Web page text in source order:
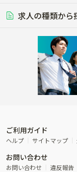
る養豚場
レースで活躍する馬の手
稲作
ビニールハウスで観賞用
農業資材･肥料
農場設備・肥料・飼料の
農業用の機械・機材の開
製造･加工･販売
その他農業関連企業
ネス
その他業種
木材の植林・伐採・加工
研究･開発
その他職種
50代採用実績あり
内定まで最短1週間
食事補助あり
経験者優遇
単身寮あり
寮･社宅相談可
求人の種類から
転職おまかせ求人
ご利用ガイド
ヘルプ サイトマップ
お問い合わせ
お問い合わせ 違反報告